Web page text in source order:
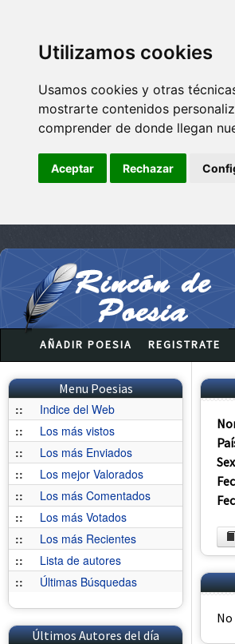
Utilizamos cookies
Usamos cookies y otras
mostrarte contenidos
comprender de donde llegan
Aceptar Rechazar
AÑADIR POESIA REGISTRATE
Menu Poesias
::
Indice del Web
::
Los más vistos
::
Los más Enviados
::
Los mejor Valorados
::
Los más Comentados
::
Los más Votados
::
Los más Recientes
::
Lista de autores
::
Últimas Búsquedas
Últimos Autores del día